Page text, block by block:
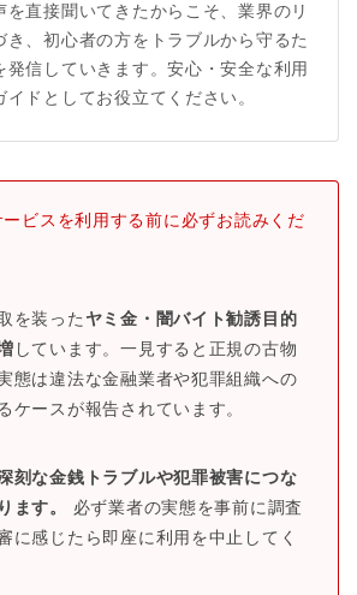
を直接聞いてきたからこそ、業界のリ
き、初心者の方をトラブルから守るた
発信していきます。安心・安全な利用
イドとしてお役立てください。
ビスを利用する前に必ずお読みくだ
を装った ヤミ金・闇バイト勧誘目的
しています。一見すると正規の古物
態は違法な金融業者や犯罪組織への
ケースが報告されています。
刻な金銭トラブルや犯罪被害につな
ます。
必ず業者の実態を事前に調査
に感じたら即座に利用を中止してく